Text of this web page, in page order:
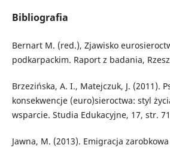
Bibliografia
Bernart M. (red.), Zjawisko
podkarpackim. Raport z badania,
Brzezińska, A. I., Matejczuk, J. (2011).
konsekwencje (euro)sieroctwa: styl
wsparcie. Studia Edukacyjne, 17, str.
Jawna, M. (2013). Emigracja